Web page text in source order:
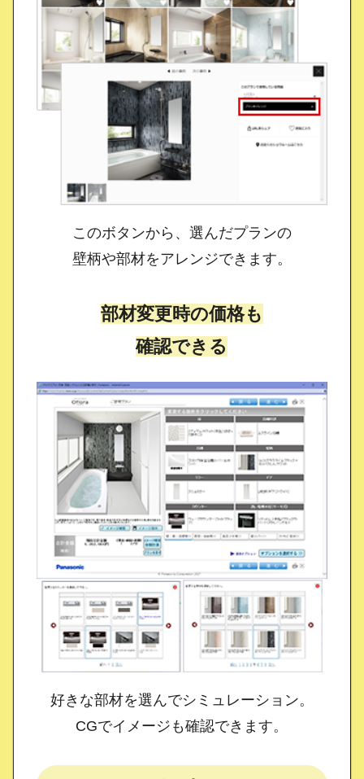
このボタンから、選んだプランの
壁柄や部材をアレンジできます。
部材変更時の価格も
確認できる
好きな部材を選んでシミュレーション。
CGでイメージも確認できます。